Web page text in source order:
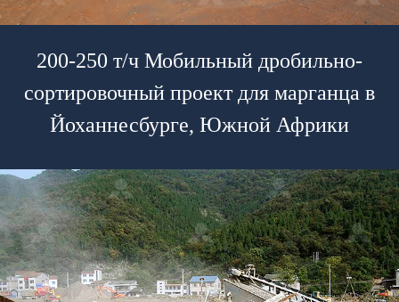
200-250 т/ч Мобильный дробильно-
сортировочный проект для марганца в
Йоханнесбурге, Южной Африки